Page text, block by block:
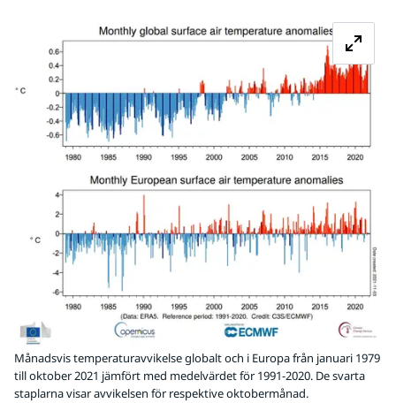
Månadsvis temperaturavvikelse globalt och i Europa från januari 1979
till oktober 2021 jämfört med medelvärdet för 1991-2020. De svarta
staplarna visar avvikelsen för respektive oktobermånad.